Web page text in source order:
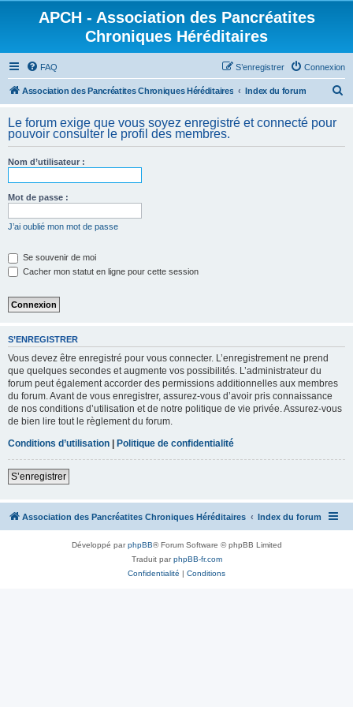
APCH - Association des Pancréatites
Chroniques Héréditaires
FAQ Connexion
S’enregistrer
Association des Pancréatites Chroniques Héréditaires Index du forum
h
Le forum exige que vous soyez enregistré et connecté pour
pouvoir consulter le profil des membres.
Nom d’utilisateur :
Mot de passe :
J’ai oublié mon mot de passe
Se souvenir de moi
Cacher mon statut en ligne pour cette session
S’ENREGISTRER
Vous devez être enregistré pour vous connecter. L’enregistrement ne prend
que quelques secondes et augmente vos possibilités. L’administrateur du
forum peut également accorder des permissions additionnelles aux membres
du forum. Avant de vous enregistrer, assurez-vous d’avoir pris connaissance
de nos conditions d’utilisation et de notre politique de vie privée. Assurez-vous
de bien lire tout le règlement du forum.
Conditions d’utilisation | Politique de confidentialité
S’enregistrer
Association des Pancréatites Chroniques Héréditaires Index du forum
Développé parphpBB® Forum Software © phpBB Limited
Traduit parphpBB-fr.com
Confidentialité | Conditions